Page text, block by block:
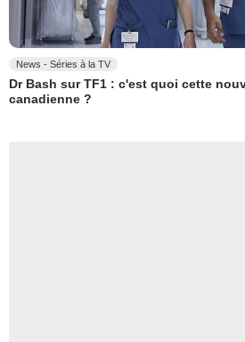
News - Séries à la TV
Dr Bash sur TF1 : c'est quoi cette
canadienne ?